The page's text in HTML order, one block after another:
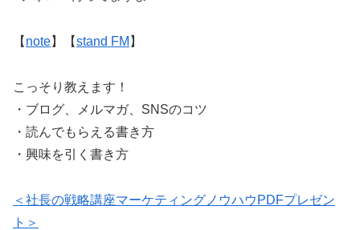
【 note】【stand FM 】
こっそり教えます！
・ブログ、メルマガ、SNSのコツ
・読んでもらえる書き方
・興味を引く書き方
＜社長の戦略講座マーケティングノウハウPDFプレゼン
ト＞